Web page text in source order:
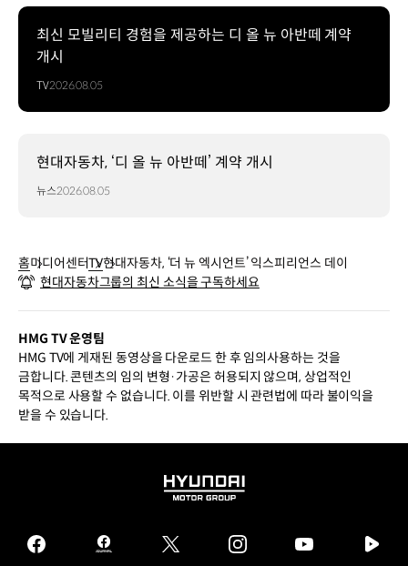
최신 모빌리티 경험을 제공하는 디 올 뉴 아반떼 계약
개시
TV2026.08.05
현대자동차, ‘디 올 뉴 아반떼’ 계약 개시
뉴스2026.08.05
홈미디어센터TV현대자동차, ‘더 뉴 엑시언트’ 익스피리언스 데이
현대자동차그룹의 최신 소식을 구독하세요
HMG TV 운영팀
HMG TV에 게재된 동영상을 다운로드 한 후 임의사용하는 것을
금합니다. 콘텐츠의 임의 변형·가공은 허용되지 않으며, 상업적인
목적으로 사용할 수 없습니다. 이를 위반할 시 관련법에 따라 불이익을
받을 수 있습니다.
HYUNDAI
GROUP
facebook
hmg
twitter instagram